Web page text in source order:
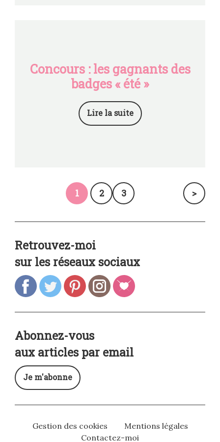
Concours : les gagnants des
badges « été »
Lire la suite
1 2 3 >
Retrouvez-moi
sur les réseaux sociaux
Abonnez-vous
aux articles par email
Je m'abonne
Gestion des cookies
Mentions légales
Contactez-moi